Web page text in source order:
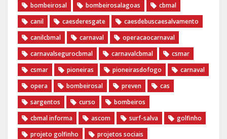
bombeirosal
bombeirosalagoas
cbmal
canil
caesderesgate
caesdebuscaesalvamento
canilcbmal
carnaval
operacaocarnaval
carnavalsegurocbmal
carnavalcbmal
csmar
csmar
pioneiras pioneirasdofogo
carnaval
opera
bombeirosal preven
cas
sargentos
curso
bombeiros
cbmal informa
ascom surf-salva
golfinho
projeto golfinho
projetos sociais